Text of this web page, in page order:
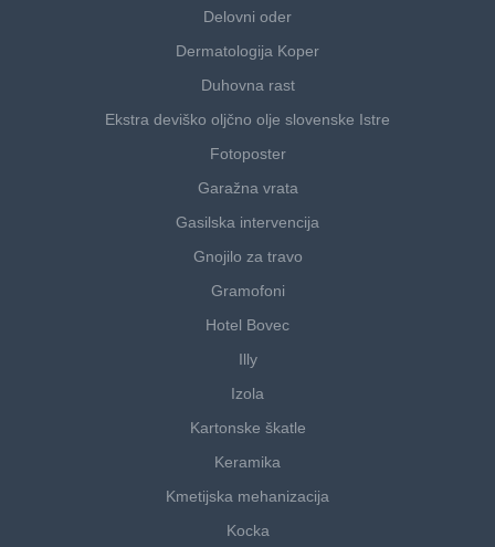
Delovni oder
Dermatologija Koper
Duhovna rast
Ekstra deviško oljčno olje slovenske Istre
Fotoposter
Garažna vrata
Gasilska intervencija
Gnojilo za travo
Gramofoni
Hotel Bovec
Illy
Izola
Kartonske škatle
Keramika
Kmetijska mehanizacija
Kocka